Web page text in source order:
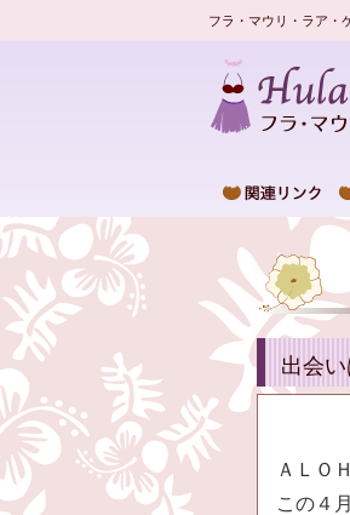
フラ・マウリ・ラア・
出会
ＡＬＯ
この４